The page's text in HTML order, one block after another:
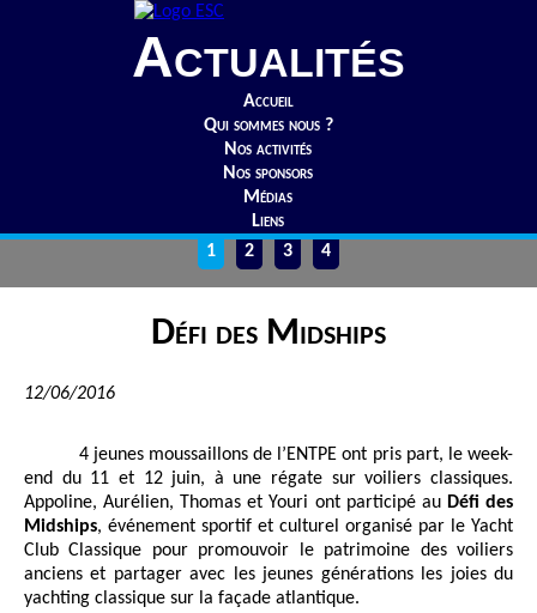
Actualités
Accueil
Qui sommes nous ?
Nos activités
Nos sponsors
Médias
Liens
1
2 3 4
Défi des Midships
12/06/2016
4 jeunes moussaillons de l’ENTPE ont pris part, le week-
end du 11 et 12 juin, à une régate sur voiliers classiques.
Appoline, Aurélien, Thomas et Youri ont participé au Défi des
Midships, événement sportif et culturel organisé par le Yacht
Club Classique pour promouvoir le patrimoine des voiliers
anciens et partager avec les jeunes générations les joies du
yachting classique sur la façade atlantique.